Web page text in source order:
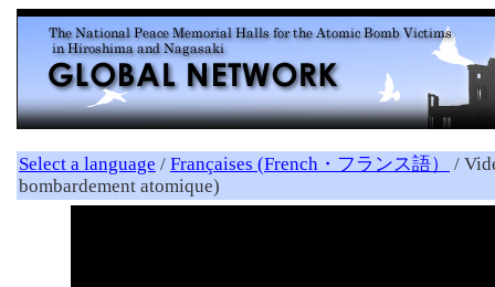
Select a language / Françaises (French・フランス語）
/
bombardement atomique)